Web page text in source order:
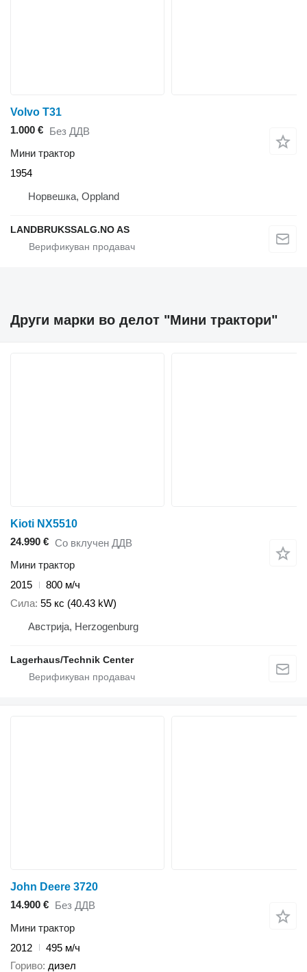
Volvo T31
1.000 € Без ДДВ
Мини трактор
1954
Норвешка, Oppland
LANDBRUKSSALG.NO AS
Други марки во делот "Мини трактори"
Kioti NX5510
24.990 € Со вклучен ДДВ
Мини трактор
2015
800 м/ч
Сила 55 кс (40.43 kW)
Австрија, Herzogenburg
Lagerhaus/Technik Center
John Deere 3720
14.900 € Без ДДВ
Мини трактор
2012
495 м/ч
Гориво дизел